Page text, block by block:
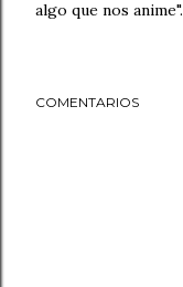
algo que nos anime".
COMENTARIOS